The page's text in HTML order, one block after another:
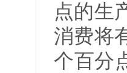
点的生
消费将
个百分